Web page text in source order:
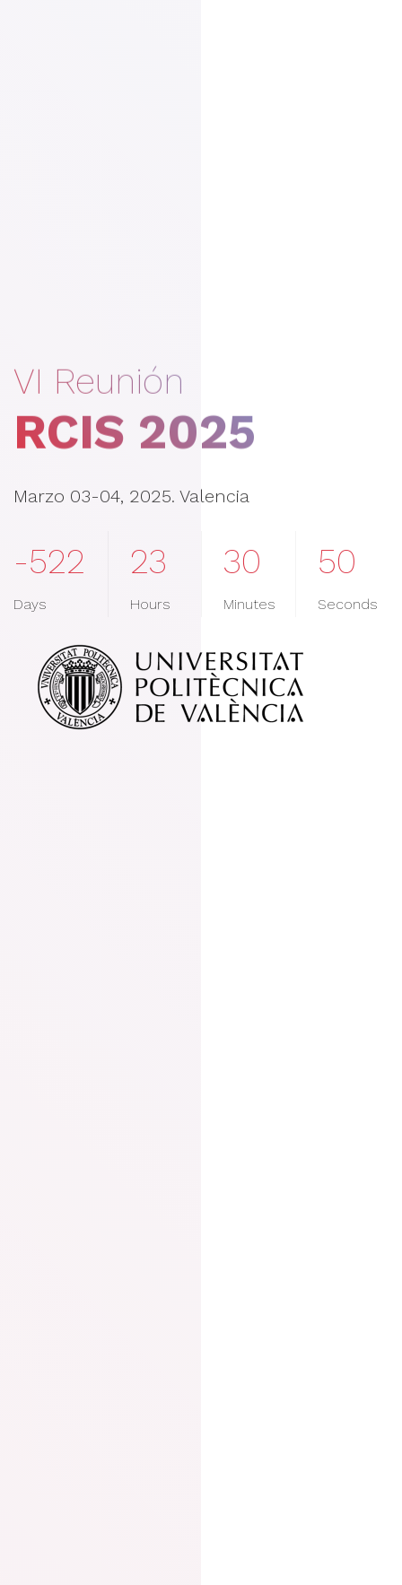
VI Reunión
RCIS 2025
Marzo 03-04, 2025. Valencia
-522
Days
23
Hours
30
Minutes
50
Seconds